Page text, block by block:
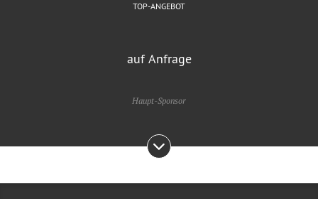
TOP-ANGEBOT
auf Anfrage
Haupt-Sponsor